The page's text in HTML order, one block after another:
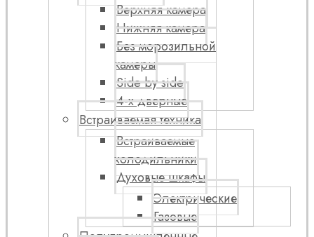
Верхняя камера
Нижняя камера
Без морозильной
камеры
Side by side
4-х дверные
Встраиваемая техника
Встраиваемые
холодильники
Духовые шкафы
Электрические
Газовые